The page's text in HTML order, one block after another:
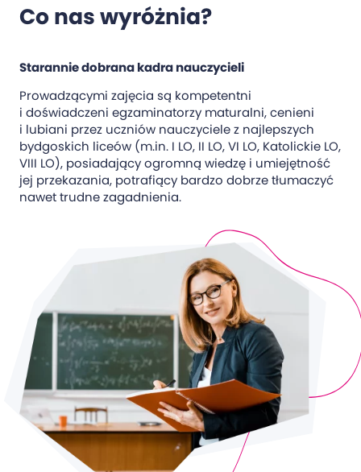
Co nas wyróżnia?
Starannie dobrana kadra nauczycieli
Prowadzącymi zajęcia są kompetentni
i doświadczeni egzaminatorzy maturalni, cenieni
i lubiani przez uczniów nauczyciele z najlepszych
bydgoskich liceów (m.in. I LO, II LO, VI LO, Katolickie LO,
VIII LO), posiadający ogromną wiedzę i umiejętność
jej przekazania, potrafiący bardzo dobrze tłumaczyć
nawet trudne zagadnienia.